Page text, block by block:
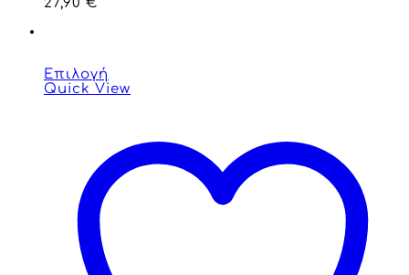
27,90 €
Επιλογή
Quick View